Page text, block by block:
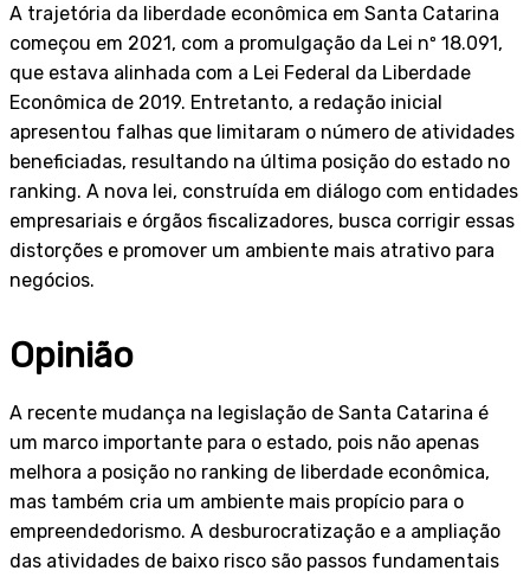
A trajetória da liberdade econômica em Santa Catarina
começou em 2021, com a promulgação da Lei nº 18.091,
que estava alinhada com a Lei Federal da Liberdade
Econômica de 2019. Entretanto, a redação inicial
apresentou falhas que limitaram o número de atividades
beneficiadas, resultando na última posição do estado no
ranking. A nova lei, construída em diálogo com entidades
empresariais e órgãos fiscalizadores, busca corrigir essas
distorções e promover um ambiente mais atrativo para
negócios.
Opinião
A recente mudança na legislação de Santa Catarina é
um marco importante para o estado, pois não apenas
melhora a posição no ranking de liberdade econômica,
mas também cria um ambiente mais propício para o
empreendedorismo. A desburocratização e a ampliação
das atividades de baixo risco são passos fundamentais